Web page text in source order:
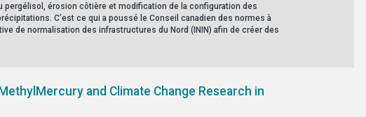
pergélisol, érosion côtière et modification de la configuration des
C’est ce qui a poussé le Conseil canadien des normes à
de normalisation des infrastructures du Nord (ININ) afin de créer des
and Climate Change Research in